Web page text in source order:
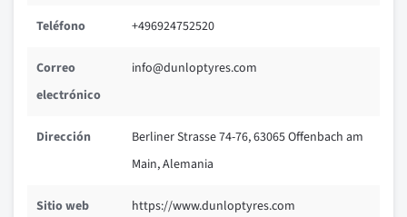
Teléfono +496924752520
Correo
electrónico
info@dunloptyres.com
Dirección
Berliner Strasse 74-76, 63065 Offenbach am
Main, Alemania
Sitio web https://www.dunloptyres.com